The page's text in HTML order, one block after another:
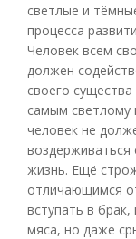
светлые и
процесса
Человек всем
должен
своего
самым светлому
человек не
жизнь. Ещё
отличающимся
вступать в
мяса, но даже